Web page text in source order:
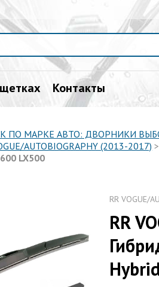
Контакты
ПО МАРКЕ АВТО: ДВОРНИКИ
AUTOBIOGRAPHY (2013-2017) >
LX500
RR VOGUE/
RR